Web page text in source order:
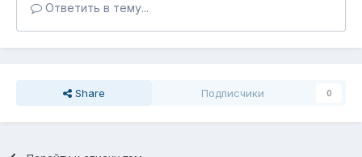
Ответить в тему...
Share Подписчики 0